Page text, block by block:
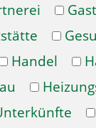
Handel